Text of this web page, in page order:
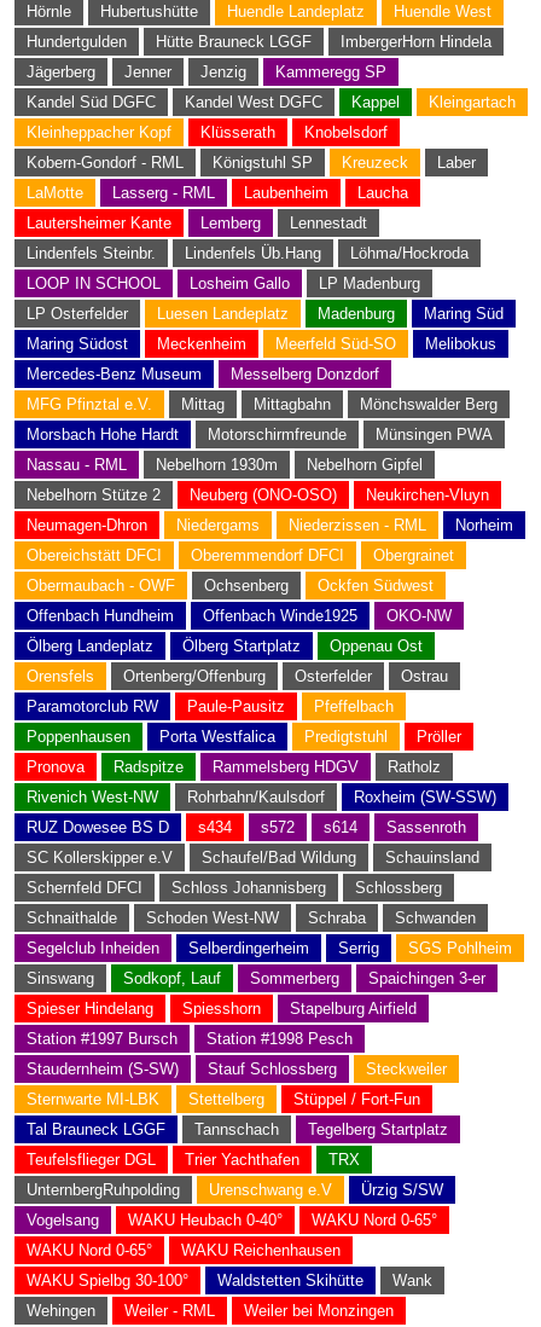
Hörnle
Hubertushütte Huendle Landeplatz
Huendle West
Hundertgulden
Hütte Brauneck LGGF
ImbergerHorn Hindela
Jägerberg
Jenner Jenzig
Kammeregg SP
Kandel Süd DGFC
Kandel West DGFC Kappel
Kleingartach
Kleinheppacher Kopf
Klüsserath
Knobelsdorf
Kobern-Gondorf - RML
Königstuhl SP Kreuzeck
Laber
LaMotte
Lasserg - RML Laubenheim
Laucha
Lautersheimer Kante
Lemberg
Lennestadt
Lindenfels Steinbr.
Lindenfels Üb.Hang
Löhma/Hockroda
LOOP IN SCHOOL
Losheim Gallo
LP Madenburg
LP Osterfelder
Luesen Landeplatz Madenburg
Maring Süd
Maring Südost
Meckenheim Meerfeld Süd-SO
Melibokus
Mercedes-Benz Museum
Messelberg Donzdorf
MFG Pfinztal e.V.
Mittag Mittagbahn
Mönchswalder Berg
Morsbach Hohe Hardt
Motorschirmfreunde
Münsingen PWA
Nassau - RML
Nebelhorn 1930m
Nebelhorn Gipfel
Nebelhorn Stütze 2
Neuberg (ONO-OSO)
Neukirchen-Vluyn
Neumagen-Dhron
Niedergams Niederzissen - RML
Norheim
Obereichstätt DFCI
Oberemmendorf DFCI
Obergrainet
Obermaubach - OWF
Ochsenberg
Ockfen Südwest
Offenbach Hundheim
Offenbach Winde1925
OKO-NW
Ölberg Landeplatz
Ölberg Startplatz
Oppenau Ost
Orensfels
Ortenberg/Offenburg Osterfelder
Ostrau
Paramotorclub RW
Paule-Pausitz
Pfeffelbach
Poppenhausen
Porta Westfalica Predigtstuhl
Pröller
Pronova
Radspitze Rammelsberg HDGV
Ratholz
Rivenich West-NW
Rohrbahn/Kaulsdorf
Roxheim (SW-SSW)
RUZ Dowesee BS D
s434 s572 s614
Sassenroth
SC Kollerskipper e.V
Schaufel/Bad Wildung
Schauinsland
Schernfeld DFCI
Schloss Johannisberg
Schlossberg
Schnaithalde
Schoden West-NW Schraba
Schwanden
Segelclub Inheiden
Selberdingerheim Serrig
SGS Pohlheim
Sinswang
Sodkopf, Lauf Sommerberg
Spaichingen 3-er
Spieser Hindelang
Spiesshorn
Stapelburg Airfield
Station #1997 Bursch
Station #1998 Pesch
Staudernheim (S-SW)
Stauf Schlossberg
Steckweiler
Sternwarte MI-LBK
Stettelberg
Stüppel / Fort-Fun
Tal Brauneck LGGF
Tannschach
Tegelberg Startplatz
Teufelsflieger DGL
Trier Yachthafen
TRX
UnternbergRuhpolding
Urenschwang e.V
Ürzig S/SW
Vogelsang
WAKU Heubach 0-40°
WAKU Nord 0-65°
WAKU Nord 0-65°
WAKU Reichenhausen
WAKU Spielbg 30-100°
Waldstetten Skihütte
Wank
Wehingen
Weiler - RML Weiler bei Monzingen